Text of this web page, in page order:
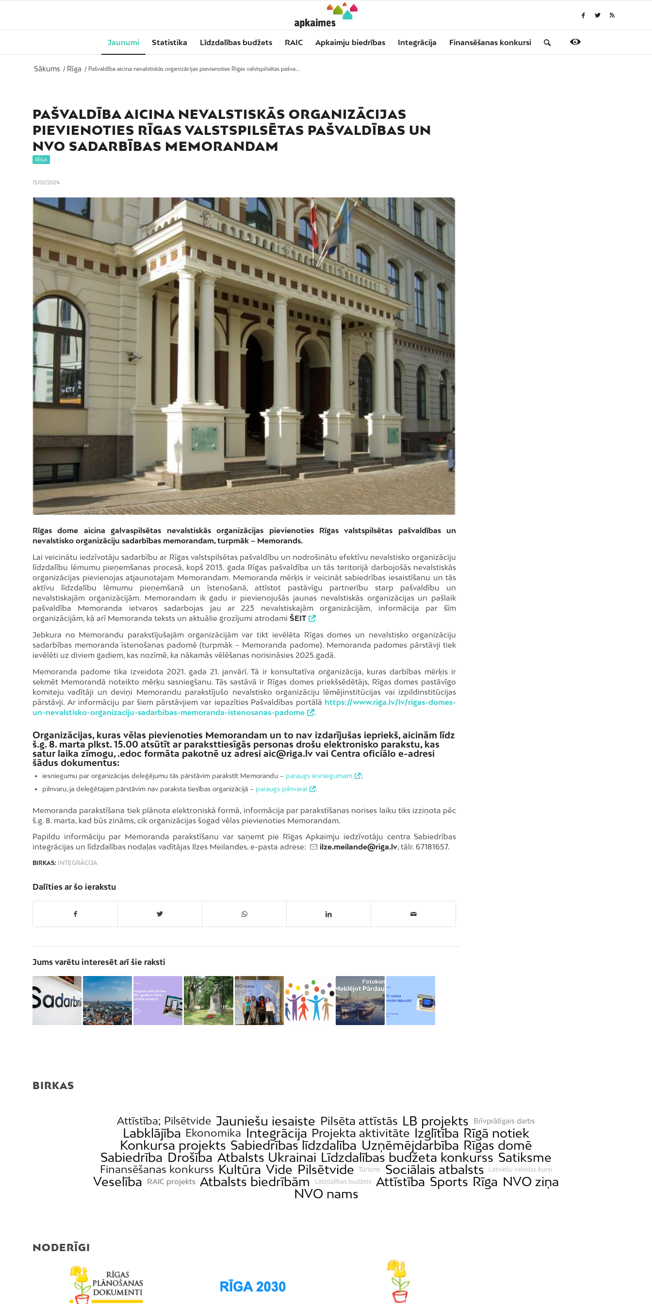
Jaunumi Statistika Līdzdalības budžets RAIC Apkaimju biedrības Integrācija Finansēšanas konkursi
Sākums / Rīga / Pašvaldība aicina nevalstiskās organizācijas pievienoties Rīgas valstspilsētas pašva...
PAŠVALDĪBA AICINA NEVALSTISKĀS ORGANIZĀCIJAS
PIEVIENOTIES RĪGAS VALSTSPILSĒTAS PAŠVALDĪBAS UN
NVO SADARBĪBAS MEMORANDAM
RĪGA
15/02/2024
Rīgas dome aicina galvaspilsētas nevalstiskās organizācijas pievienoties Rīgas valstspilsētas pašvaldības un
nevalstisko organizāciju sadarbības memorandam, turpmāk – Memorands.
Lai veicinātu iedzīvotāju sadarbību ar Rīgas valstspilsētas pašvaldību un nodrošinātu efektīvu nevalstisko organizāciju
līdzdalību lēmumu pieņemšanas procesā, kopš 2013. gada Rīgas pašvaldība un tās teritorijā darbojošās nevalstiskās
organizācijas pievienojas atjaunotajam Memorandam. Memoranda mērķis ir veicināt sabiedrības iesaistīšanu un tās
aktīvu līdzdalību lēmumu pieņemšanā un īstenošanā, attīstot pastāvīgu partnerību starp pašvaldību un
nevalstiskajām organizācijām. Memorandam ik gadu ir pievienojušās jaunas nevalstiskās organizācijas un pašlaik
pašvaldība Memoranda ietvaros sadarbojas jau ar 223 nevalstiskajām organizācijām, informācija par šīm
organizācijām, kā arī Memoranda teksts un aktuālie grozījumi atrodami ŠEIT
.
Jebkura no Memorandu parakstījušajām organizācijām var tikt ievēlēta Rīgas domes un nevalstisko organizāciju
sadarbības memoranda īstenošanas padomē (turpmāk – Memoranda padome). Memoranda padomes pārstāvji tiek
ievēlēti uz diviem gadiem, kas nozīmē, ka nākamās vēlēšanas norisināsies 2025.gadā.
Memoranda padome tika izveidota 2021. gada 21. janvārī. Tā ir konsultatīva organizācija, kuras darbības mērķis ir
sekmēt Memorandā noteikto mērķu sasniegšanu. Tās sastāvā ir Rīgas domes priekšsēdētājs, Rīgas domes pastāvīgo
komiteju vadītāji un deviņi Memorandu parakstījušo nevalstisko organizāciju lēmējinstitūcijas vai izpildinstitūcijas
pārstāvji. Ar informāciju par šiem pārstāvjiem var iepazīties Pašvaldības portālā https://www.riga.lv/lv/rigas-domes-
un-nevalstisko-organizaciju-sadarbibas-memoranda-istenosanas-padome
Organizācijas, kuras vēlas pievienoties Memorandam un to nav izdarījušas iepriekš, aicinām līdz
š.g. 8. marta plkst. 15.00 atsūtīt ar paraksttiesīgās personas drošu elektronisko parakstu, kas
satur laika zīmogu, .edoc formāta pakotnē uz adresi aic@riga.lv vai Centra oficiālo e-adresi
šādus dokumentus:
iesniegumu par organizācijas deleģējumu tās pārstāvim parakstīt Memorandu – paraugs iesniegumam
;
pilnvaru, ja deleģētajam pārstāvim nav paraksta tiesības organizācijā – paraugs pilnvarai .
Memoranda parakstīšana tiek plānota elektroniskā formā, informācija par parakstīšanas norises laiku tiks izziņota pēc
š.g. 8. marta, kad būs zināms, cik organizācijas šogad vēlas pievienoties Memorandam.
Papildu informāciju par Memoranda parakstīšanu var saņemt pie Rīgas Apkaimju iedzīvotāju centra Sabiedrības
integrācijas un līdzdalības nodaļas vadītājas Ilzes Meilandes, e-pasta adrese:
ilze.meilande@riga.lv, tālr. 67181657.
BIRKAS: INTEGRĀCIJA
Dalīties ar šo ierakstu
Jums varētu interesēt arī šie raksti
BIRKAS
Attīstība; Pilsētvide Jauniešu iesaiste Pilsēta attīstās LB projekts Brīvprātīgais darbs
Labklājība Ekonomika Integrācija Projekta aktivitāte Izglītība Rīgā notiek
Konkursa projekts Sabiedrības līdzdalība Uzņēmējdarbība Rīgas domē
Sabiedrība Drošība Atbalsts Ukrainai Līdzdalības budžeta konkurss Satiksme
Finansēšanas konkurss Kultūra Vide Pilsētvide Tūrisms Sociālais atbalsts Latviešu valodas kursi
Veselība RAIC projekts Atbalsts biedrībām Līdzdalības budžets Attīstība Sports Rīga NVO ziņa
NVO nams
NODERĪGI